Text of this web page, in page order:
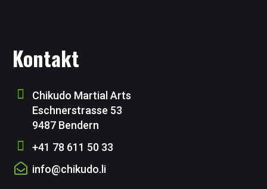
Kontakt
Chikudo Martial Arts
Eschnerstrasse 53
9487 Bendern
+41 78 611 50 33
info@chikudo.li